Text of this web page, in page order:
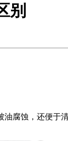
别
蚀，还便于